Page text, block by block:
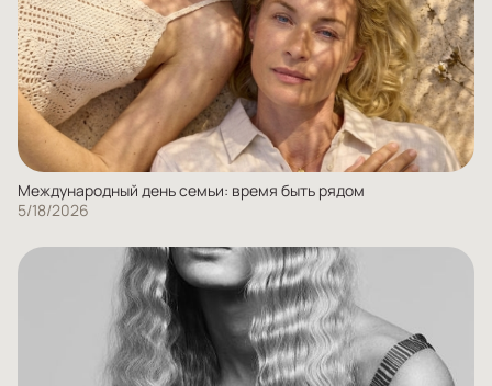
Международный день семьи: время быть рядом
5/18/2026